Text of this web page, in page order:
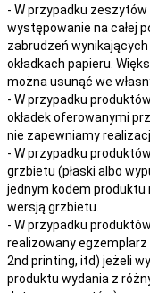
- W przypadku
występowanie na całej
zabrudzeń
okładkach papieru.
można usunąć we
- W przypadku
okładek oferowanymi
nie zapewniamy
- W przypadku
grzbietu (płaski albo
jednym kodem produktu
wersją grzbietu.
- W przypadku
realizowany
2nd printing, itd) jeżeli
produktu wydania z